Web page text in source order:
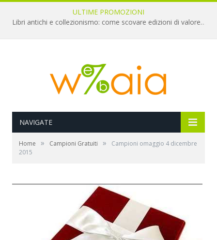
ULTIME PROMOZIONI
Libri antichi e collezionismo: come scovare edizioni di valore a pochi euro
NAVIGATE
Home » Campioni Gratuiti »
Campioni omaggio 4 dicembre
2015